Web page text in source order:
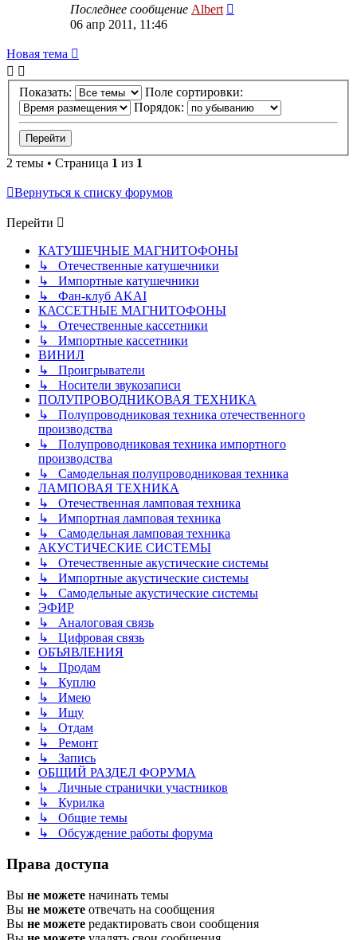
Последнее сообщение Albert
06 апр 2011, 11:46
Новая тема
Показать:
Поле сортировки:
Порядок:
2 темы • Страница 1 из 1
Вернуться к списку форумов
Перейти
КАТУШЕЧНЫЕ МАГНИТОФОНЫ
↳ Отечественные катушечники
↳ Импортные катушечники
↳ Фан-клуб AKAI
КАССЕТНЫЕ МАГНИТОФОНЫ
↳ Отечественные кассетники
↳ Импортные кассетники
ВИНИЛ
↳ Проигрыватели
↳ Носители звукозаписи
ПОЛУПРОВОДНИКОВАЯ ТЕХНИКА
↳ Полупроводниковая техника отечественного
производства
↳ Полупроводниковая техника импортного
производства
↳ Самодельная полупроводниковая техника
ЛАМПОВАЯ ТЕХНИКА
↳ Отечественная ламповая техника
↳ Импортная ламповая техника
↳ Самодельная ламповая техника
АКУСТИЧЕСКИЕ СИСТЕМЫ
↳ Отечественные акустические системы
↳ Импортные акустические системы
↳ Самодельные акустические системы
ЭФИР
↳ Аналоговая связь
↳ Цифровая связь
ОБЪЯВЛЕНИЯ
↳ Продам
↳ Куплю
↳ Имею
↳ Ищу
↳ Отдам
↳ Ремонт
↳ Запись
ОБЩИЙ РАЗДЕЛ ФОРУМА
↳ Личные странички участников
↳ Курилка
↳ Общие темы
↳ Обсуждение работы форума
Права доступа
Вы не можете начинать темы
Вы не можете отвечать на сообщения
Вы не можете редактировать свои сообщения